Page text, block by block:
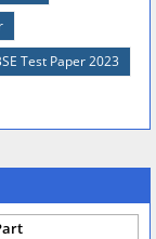
Test Paper 2023